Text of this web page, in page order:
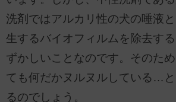
洗剤ではアルカリ性の犬の唾液
生するバイオフィルムを除去す
ずかしいことなのです。そのた
ても何だかヌルヌルしている…と
るのでしょう。